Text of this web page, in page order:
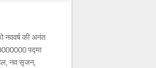
नववर्ष की अनंत
पद्मा
नव सृजन,